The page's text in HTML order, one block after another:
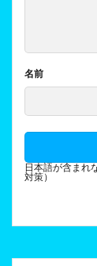
名前
日本語が含まれ
対策）